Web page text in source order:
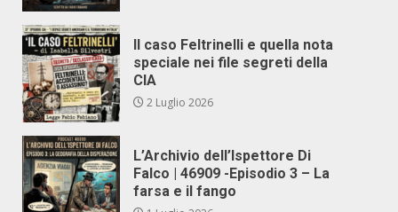
Il caso Feltrinelli e quella nota
speciale nei file segreti della
CIA
2 Luglio 2026
L’Archivio dell’Ispettore Di
Falco | 46909 -Episodio 3 – La
farsa e il fango